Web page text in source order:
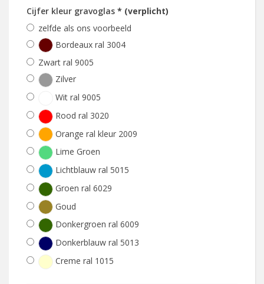
Cijfer kleur gravoglas * (verplicht)
zelfde als ons voorbeeld
Bordeaux ral 3004
Zwart ral 9005
Zilver
Wit ral 9005
Rood ral 3020
Orange ral kleur 2009
Lime Groen
Lichtblauw ral 5015
Groen ral 6029
Goud
Donkergroen ral 6009
Donkerblauw ral 5013
Creme ral 1015